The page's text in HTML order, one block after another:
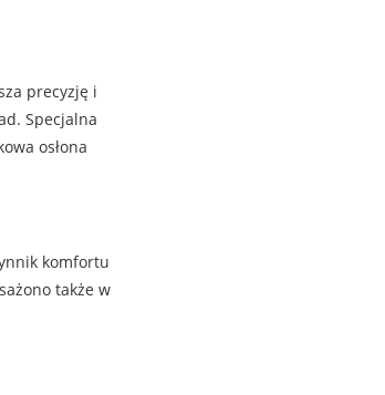
precyzję i
Specjalna
osłona
komfortu
także w